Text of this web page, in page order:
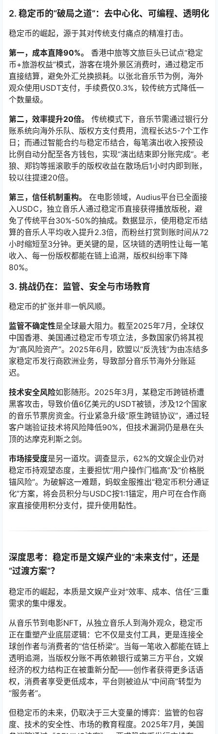
2. 稳定币的“破局之道”：去中心化、可编程、透明化
稳定币的崛起，源于其对传统支付痛点的精准打击。
第一，成本直降90%。
香港中旅等文旅巨头已试点“稳定
币+旅游权益”模式，游客在境外景区消费时，通过稳定币
直接结算，避免外汇兑换损耗。以张北音乐节为例，海外
观众使用USDT支付，手续费仅0.3%，较传统方式降低一
个数量级。
第二，效率提升20倍。
传统模式下，音乐节需通过银行分
账系统向海外乐队、版权方支付费用，流程长达5-7个工作
日；而通过智能合约与稳定币结合，每笔演出收入按预设
比例自动分配至各方钱包，实现“演出结束即分账完成”。老
狼、郑钧等摇滚歌手的版权收益在散场后1小时内即到账，
较以往提速20倍。
第三，信任机制重构。
在电影领域，Audius平台已全面接
入USDC，独立音乐人通过稳定币直接获得播放版税，避
免了传统平台30%-50%的抽成。数据显示，使用稳定币结
算的音乐人平均收入提升2.3倍，而粉丝打赏到账时间从72
小时缩短至3分钟。更关键的是，区块链的透明性让每一笔
收入、每一份版权都能在链上追溯，版权纠纷率下降
80%。
3. 挑战仍在：监管、安全与市场教育
稳定币的扩张并非一帆风顺。
监管不确定性是全球最大阻力。截至2025年7月，全球仅
中国香港、美国通过稳定币专项立法，多数国家仍将其视
为“高风险资产”。2025年6月，欧盟以“反洗钱”为由冻结多
家稳定币发行商欧洲业务，导致部分音乐节海外分账延
迟。
技术安全风险如影随形。2025年3月，某稳定币跨链桥遭
黑客攻击，导致价值6亿美元的USDT被锁，涉及12个国家
的音乐节票房资金。行业紧急升级“原生跨链协议”，通过轻
客户端验证技术将风险降低90%，但技术漏洞仍是悬在头
顶的达摩克利斯之剑。
市场接受度是另一道坎。调查显示，62%的文娱企业仍对
稳定币持观望态度，主要担忧“用户操作门槛高”及“价格脱
锚风险”。为破解这一难题，蚂蚁金服推出“稳定币积分通证
化”方案，将会员积分与USDC按1:1锚定，用户可在合作商
家直接使用积分支付，提升使用黏性。
深度思考：稳定币是文娱产业的“未来支付”，还是
“过渡方案”？
稳定币的崛起，本质是文娱产业对“效率、成本、信任”三重
需求的集中爆发。
从音乐节到电影NFT，从独立音乐人到海外观众，稳定币
正在重塑产业底层逻辑：它不仅是支付工具，更是连接全
球创作者与消费者的“信任桥梁”。当每一笔收入都能在链上
透明追溯，当版权分账不再依赖银行或第三方平台，文娱
经济的权力结构正在被重新分配——创作者获得更多话语
权，消费者享受更低成本，平台则被迫从“中间商”转型为
“服务者”。
但稳定币的未来，仍取决于三大变量的博弈：监管的包容
度、技术的安全性、市场的教育程度。2025年7月，美国